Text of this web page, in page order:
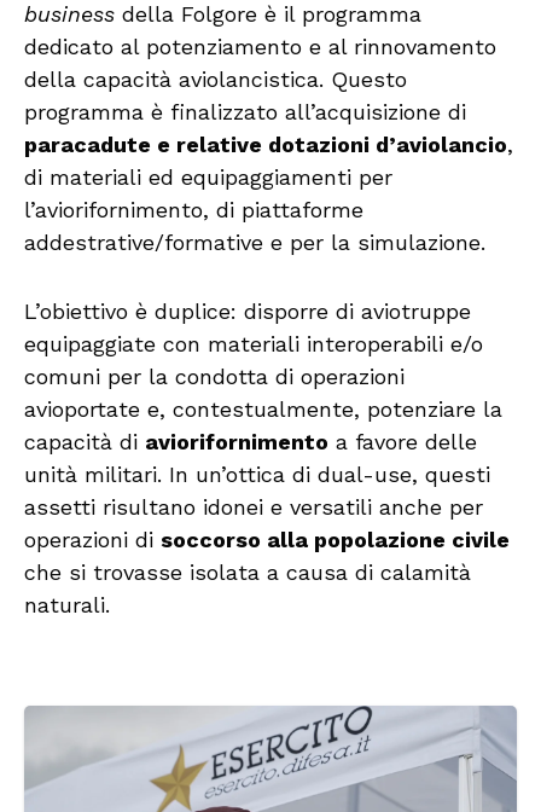
business della Folgore è il programma
dedicato al potenziamento e al rinnovamento
della capacità aviolancistica. Questo
programma è finalizzato all’acquisizione di
paracadute e relative dotazioni d’aviolancio,
di materiali ed equipaggiamenti per
l’aviorifornimento, di piattaforme
addestrative/formative e per la simulazione.
L’obiettivo è duplice: disporre di aviotruppe
equipaggiate con materiali interoperabili e/o
comuni per la condotta di operazioni
avioportate e, contestualmente, potenziare la
capacità di aviorifornimento a favore delle
unità militari. In un’ottica di dual-use, questi
assetti risultano idonei e versatili anche per
operazioni di soccorso alla popolazione civile
che si trovasse isolata a causa di calamità
naturali.